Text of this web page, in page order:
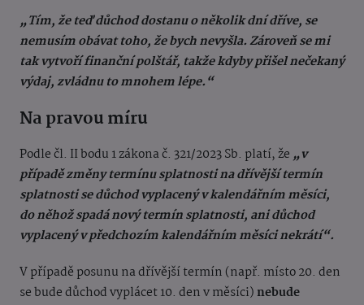
„Tím, že teď důchod dostanu o několik dní dříve, se
nemusím obávat toho, že bych nevyšla. Zároveň se mi
tak vytvoří finanční polštář, takže kdyby přišel nečekaný
výdaj, zvládnu to mnohem lépe.“
Na pravou míru
Podle čl. II bodu 1 zákona č. 321/2023 Sb. platí, že „v
případě změny termínu splatnosti na dřívější termín
splatnosti se důchod vyplacený v kalendářním měsíci,
do něhož spadá nový termín splatnosti, ani důchod
vyplacený v předchozím kalendářním měsíci nekrátí“.
V případě posunu na dřívější termín (např. místo 20. den
se bude důchod vyplácet 10. den v měsíci) nebude